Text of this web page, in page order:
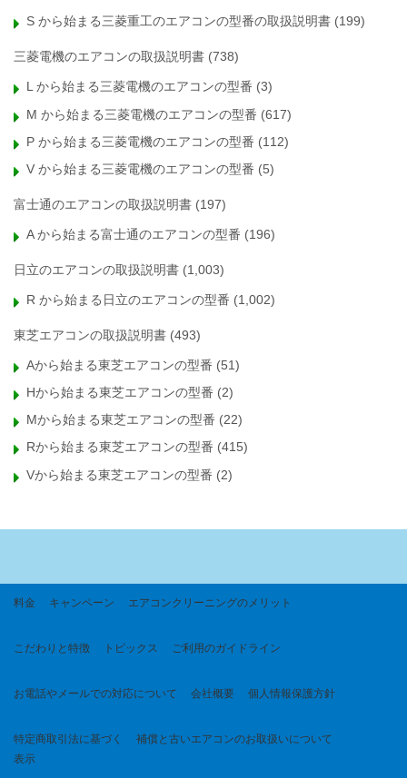
S から始まる三菱重工のエアコンの型番の取扱説明書 (199)
三菱電機のエアコンの取扱説明書 (738)
L から始まる三菱電機のエアコンの型番 (3)
M から始まる三菱電機のエアコンの型番 (617)
P から始まる三菱電機のエアコンの型番 (112)
V から始まる三菱電機のエアコンの型番 (5)
富士通のエアコンの取扱説明書 (197)
A から始まる富士通のエアコンの型番 (196)
日立のエアコンの取扱説明書 (1,003)
R から始まる日立のエアコンの型番 (1,002)
東芝エアコンの取扱説明書 (493)
Aから始まる東芝エアコンの型番 (51)
Hから始まる東芝エアコンの型番 (2)
Mから始まる東芝エアコンの型番 (22)
Rから始まる東芝エアコンの型番 (415)
Vから始まる東芝エアコンの型番 (2)
料金 キャンペーン エアコンクリーニングのメリット
こだわりと特徴 トピックス ご利用のガイドライン
お電話やメールでの対応について 会社概要 個人情報保護方針
特定商取引法に基づく
表示
補償と古いエアコンのお取扱いについて